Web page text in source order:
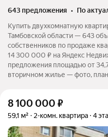
643 предложения •
по
Купить двухкомнатную
Тамбовской области — 643
собственников по продаже
14 300 000 ₽ на Яндекс
предложения площадью от
вторичном жилье — фото,
8 100 000 ₽
59,1 м² 2-комн. квартира 4